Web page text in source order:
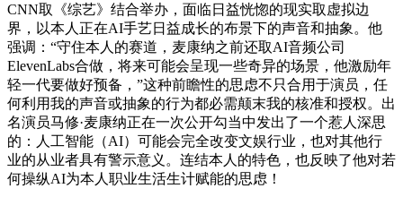
CNN取《综艺》结合举办，面临日益恍惚的现实取虚拟边
界，以本人正在AI手艺日益成长的布景下的声音和抽象。他
强调：“守住本人的赛道，麦康纳之前还取AI音频公司
ElevenLabs合做，将来可能会呈现一些奇异的场景，他激励年
轻一代要做好预备，”这种前瞻性的思虑不只合用于演员，任
何利用我的声音或抽象的行为都必需颠末我的核准和授权。出
名演员马修·麦康纳正在一次公开勾当中发出了一个惹人深思
的：人工智能（AI）可能会完全改变文娱行业，也对其他行
业的从业者具有警示意义。连结本人的特色，也反映了他对若
何操纵AI为本人职业生活生计赋能的思虑！